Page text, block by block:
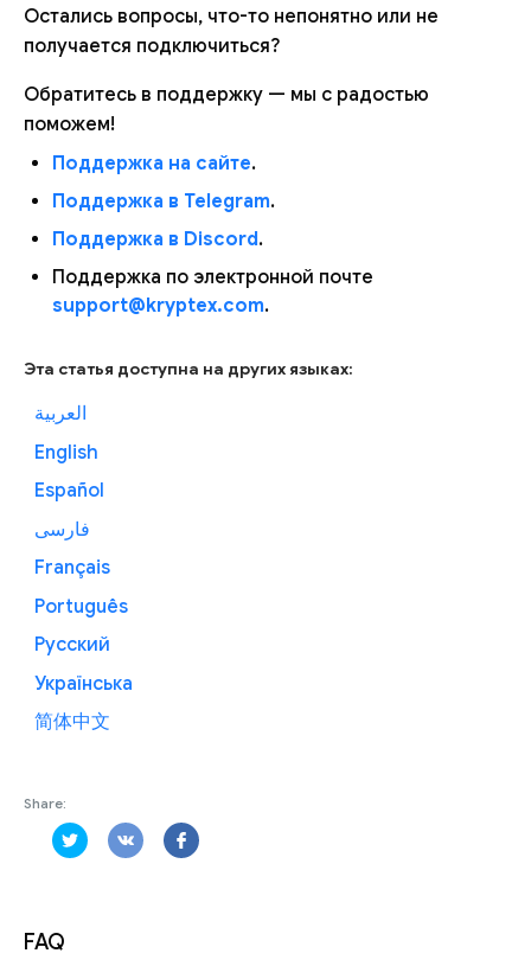
FAQ
Остались вопросы, что-то непонятно или не
получается подключиться?
Обратитесь в поддержку — мы с радостью
поможем!
Поддержка на сайте.
Поддержка в Telegram.
Поддержка в Discord.
Поддержка по электронной почте
support@kryptex.com.
Эта статья доступна на других языках:
العربية
English
Español
فارسی
Français
Português
Русский
Українська
简体中文
Share: